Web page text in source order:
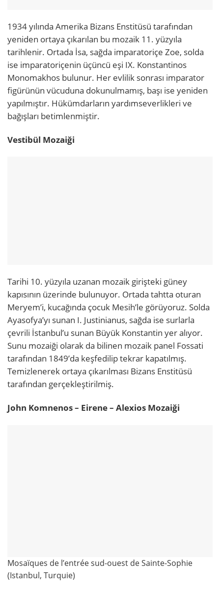
1934 yılında Amerika Bizans Enstitüsü tarafından
yeniden ortaya çıkarılan bu mozaik 11. yüzyıla
tarihlenir. Ortada İsa, sağda imparatoriçe Zoe, solda
ise imparatoriçenin üçüncü eşi IX. Konstantinos
Monomakhos bulunur. Her evlilik sonrası imparator
figürünün vücuduna dokunulmamış, başı ise yeniden
yapılmıştır. Hükümdarların yardımseverlikleri ve
bağışları betimlenmiştir.
Vestibül Mozaiği
Tarihi 10. yüzyıla uzanan mozaik girişteki güney
kapısının üzerinde bulunuyor. Ortada tahtta oturan
Meryem’i, kucağında çocuk Mesih’le görüyoruz. Solda
Ayasofya’yı sunan I. Justinianus, sağda ise surlarla
çevrili İstanbul’u sunan Büyük Konstantin yer alıyor.
Sunu mozaiği olarak da bilinen mozaik panel Fossati
tarafından 1849’da keşfedilip tekrar kapatılmış.
Temizlenerek ortaya çıkarılması Bizans Enstitüsü
tarafından gerçekleştirilmiş.
John Komnenos – Eirene – Alexios Mozaiği
Mosaïques de l’entrée sud-ouest de Sainte-Sophie
(Istanbul, Turquie)